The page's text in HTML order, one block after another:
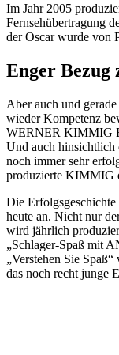
Im Jahr 2005
Fernsehübertragung
der Oscar wurde von
Enger Bezug
Aber auch und
wieder Kompetenz
WERNER KIMMIG
Und auch hinsichtlich
noch immer sehr
produzierte KIMMIG
Die
heute an. Nicht nur
wird jährlich
„Schlager-Spaß mit
„Verstehen Sie
das noch recht junge